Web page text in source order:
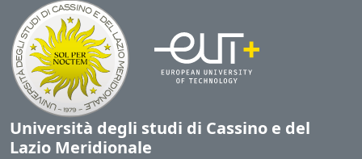
Università degli studi di Cassino e del
Lazio Meridionale